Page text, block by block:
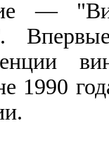
—
1990